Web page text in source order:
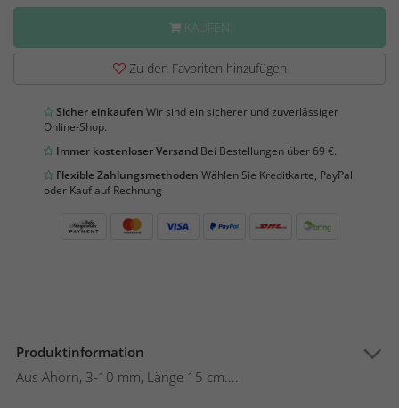
KAUFEN
Zu den Favoriten hinzufügen
Sicher einkaufen Wir sind ein sicherer und zuverlässiger
Online-Shop.
Immer kostenloser Versand Bei Bestellungen über 69 €.
Flexible Zahlungsmethoden Wählen Sie Kreditkarte, PayPal
oder Kauf auf Rechnung
Produktinformation
Aus Ahorn, 3-10 mm, Länge 15 cm....